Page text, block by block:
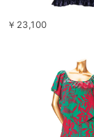
￥23,100